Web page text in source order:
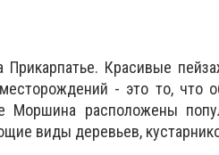
Красивые
- это то, что
Моршина расположены
виды деревьев,